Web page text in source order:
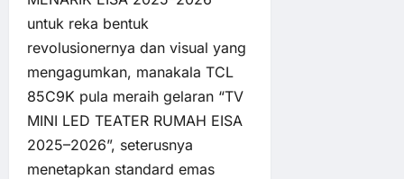
untuk reka bentuk
revolusionernya dan visual yang
mengagumkan, manakala TCL
85C9K pula meraih gelaran “TV
MINI LED TEATER RUMAH EISA
2025–2026”, seterusnya
menetapkan standard emas